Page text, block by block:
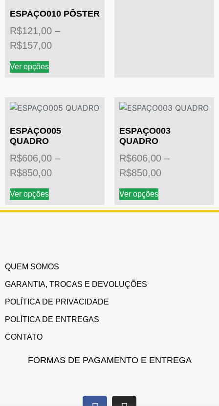
ESPAÇO010 PÔSTER
R$121,00 –
R$157,00
Ver opções
ESPAÇO005
QUADRO
R$606,00 –
R$850,00
Ver opções
ESPAÇO003
QUADRO
R$606,00 –
R$850,00
Ver opções
QUEM SOMOS
GARANTIA, TROCAS E DEVOLUÇÕES
POLÍTICA DE PRIVACIDADE
POLÍTICA DE ENTREGAS
CONTATO
FORMAS DE PAGAMENTO E ENTREGA